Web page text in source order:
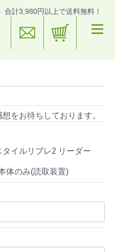
計3,980円以上で送料無料！
をお待ちしております。
イルリブレ2 リーダー
体のみ(読取装置)